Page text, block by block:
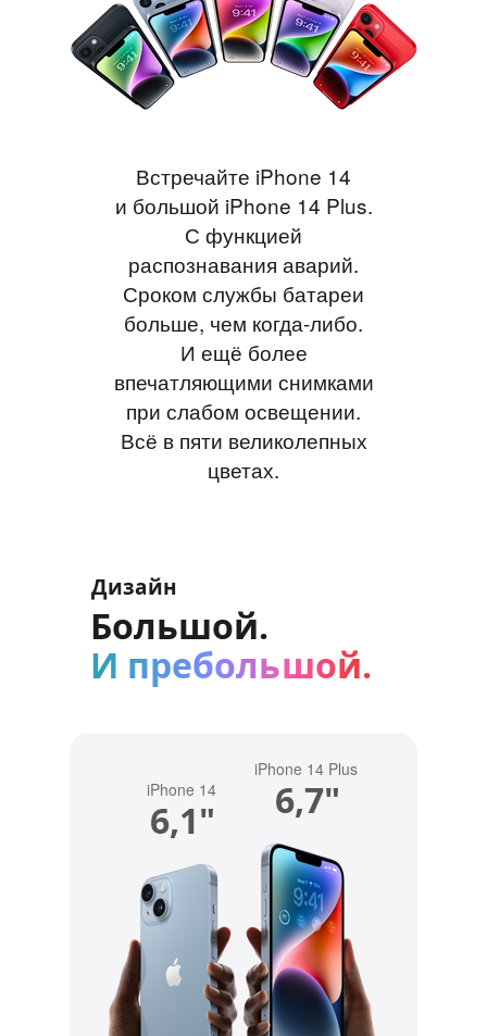
Встречайте iPhone 14
и большой iPhone 14 Plus.
С функцией
распознавания аварий.
Сроком службы батареи
больше, чем когда-либо.
И ещё более
впечатляющими снимками
при слабом освещении.
Всё в пяти великолепных
цветах.
Дизайн
Большой.
И пребольшой.
iPhone 14
6,1"
iPhone 14 Plus
6,7"